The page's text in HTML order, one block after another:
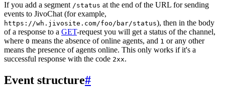
If you add a segment /status at the end of the URL for sending
events to JivoChat (for example,
https://wh.jivosite.com/foo/bar/status), then in the body
of a response to a GET-request you will get a status of the channel,
where 0 means the absence of online agents, and 1 or any other
means the presence of agents online. This only works if it's a
successful response with the code 2xx.
Event structure#